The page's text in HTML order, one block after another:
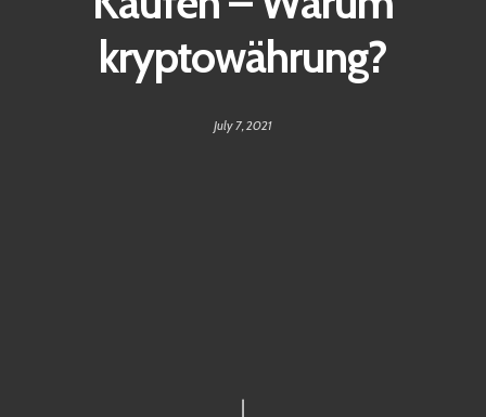
kryptowährung?
July 7, 2021